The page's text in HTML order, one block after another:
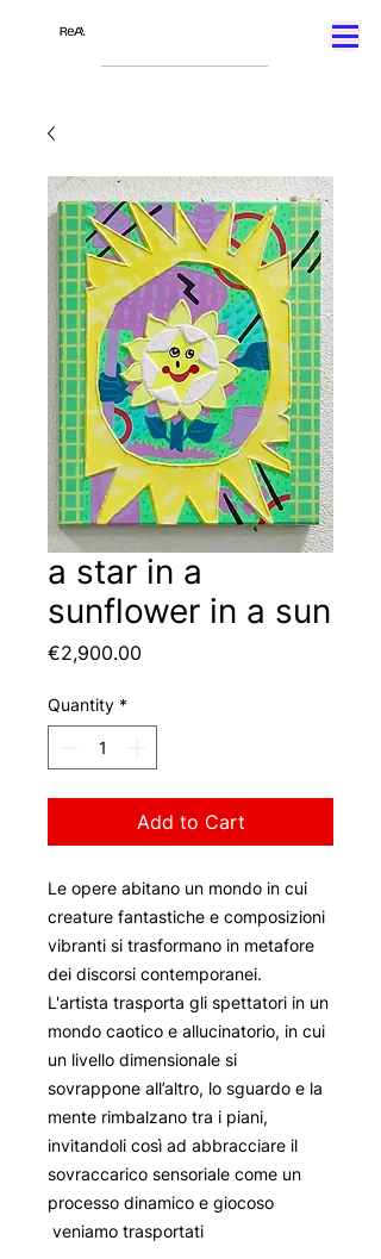
a star in a
sunflower in a sun
€2,900.00
Quantity *
Add to Cart
Le opere abitano un mondo in cui
creature fantastiche e composizioni
vibranti si trasformano in metafore
dei discorsi contemporanei.
L'artista trasporta gli spettatori in un
mondo caotico e allucinatorio, in cui
un livello dimensionale si
sovrappone all’altro, lo sguardo e la
mente rimbalzano tra i piani,
invitandoli così ad abbracciare il
sovraccarico sensoriale come un
processo dinamico e giocoso
veniamo trasportati